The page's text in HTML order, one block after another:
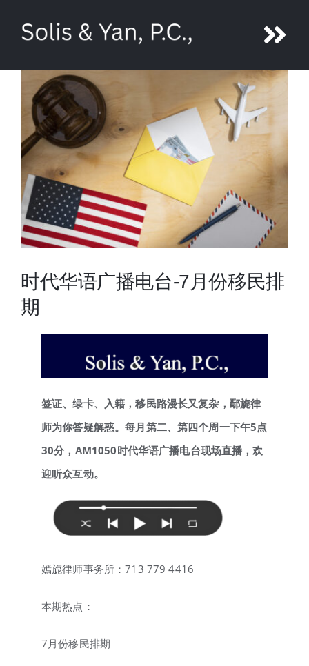
About Ni Yan
Attorneys
Legal Services
Media
时代华语广播电台-7月份移民排
期
签证、绿卡、入籍，移民路漫长又复杂，鄢旎律
师为你答疑解惑。每月第二、第四个周一下午5点
30分，AM1050时代华语广播电台现场直播，欢
迎听众互动。
嫣旎律师事务所：713 779 4416
本期热点：
7月份移民排期